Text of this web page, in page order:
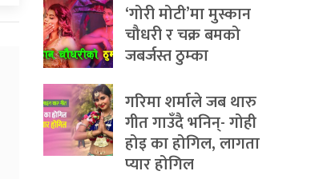
‘गोरी मोटी’मा मुस्कान
चौधरी र चक्र बमको
जबर्जस्त ठुम्का
गरिमा शर्माले जब थारु
गीत गाउँदै भनिन्- गोही
होइ का होगिल, लागता
प्यार होगिल